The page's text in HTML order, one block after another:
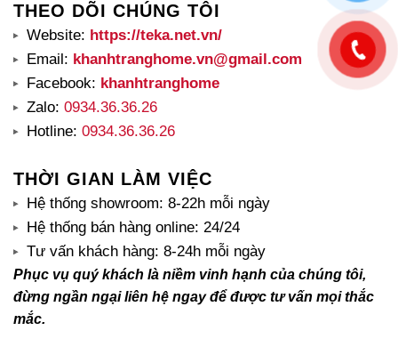
THEO DÕI CHÚNG TÔI
Website: https://teka.net.vn/
Email: khanhtranghome.vn@gmail.com
Facebook: khanhtranghome
Zalo: 0934.36.36.26
Hotline: 0934.36.36.26
THỜI GIAN LÀM VIỆC
Hệ thống showroom: 8-22h mỗi ngày
Hệ thống bán hàng online: 24/24
Tư vấn khách hàng: 8-24h mỗi ngày
Phục vụ quý khách là niềm vinh hạnh của chúng tôi,
đừng ngần ngại liên hệ ngay để được tư vấn mọi thắc
mắc.